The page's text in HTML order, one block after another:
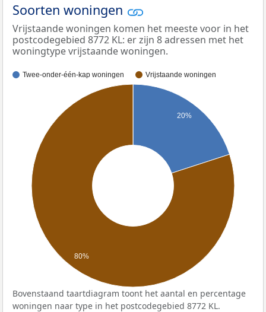
Soorten woningen
Vrijstaande woningen komen het meeste voor in het
postcodegebied 8772 KL: er zijn 8 adressen met het
woningtype vrijstaande woningen.
Twee-onder-één-kap woningen Vrijstaande woningen
20%
80%
Bovenstaand taartdiagram toont het aantal en percentage
woningen naar type in het postcodegebied 8772 KL.